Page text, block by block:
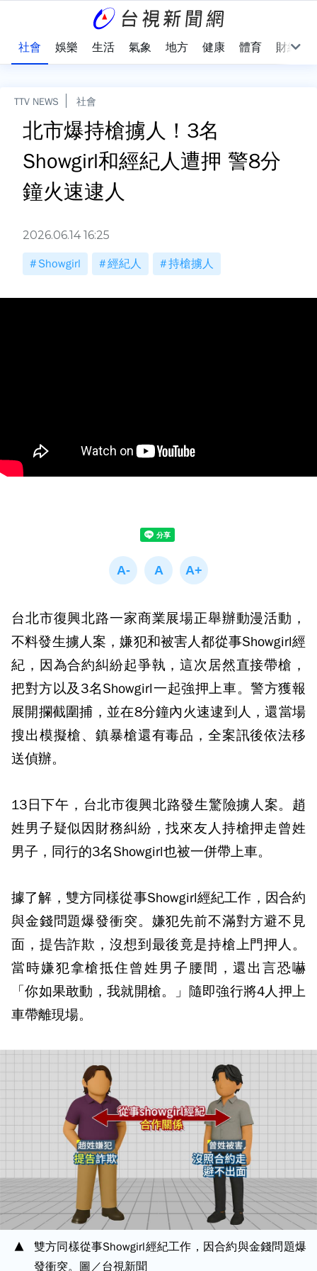
社會 娛樂 生活 氣象 地方 健康 體育 財經
TTV NEWS 社會
北市爆持槍擄人！3名
Showgirl和經紀人遭押 警8分
鐘火速逮人
2026.06.14 16:25
Showgirl 經紀人 持槍擄人
台北市復興北路一家商業展場正舉辦動漫活動，
不料發生擄人案，嫌犯和被害人都從事Showgirl經
紀，因為合約糾紛起爭執，這次居然直接帶槍，
把對方以及3名Showgirl一起強押上車。警方獲報
展開攔截圍捕，並在8分鐘內火速逮到人，還當場
搜出模擬槍、鎮暴槍還有毒品，全案訊後依法移
送偵辦。
13日下午，台北市復興北路發生驚險擄人案。趙
姓男子疑似因財務糾紛，找來友人持槍押走曾姓
男子，同行的3名Showgirl也被一併帶上車。
據了解，雙方同樣從事Showgirl經紀工作，因合約
與金錢問題爆發衝突。嫌犯先前不滿對方避不見
面，提告詐欺，沒想到最後竟是持槍上門押人。
當時嫌犯拿槍抵住曾姓男子腰間，還出言恐嚇
「你如果敢動，我就開槍。」隨即強行將4人押上
車帶離現場。
雙方同樣從事Showgirl經紀工作，因合約與金錢問題爆
發衝突。圖／台視新聞